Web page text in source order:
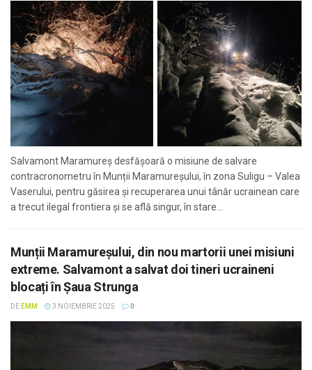
Salvamont Maramureș desfășoară o misiune de salvare
contracronometru în Munții Maramureșului, în zona Suligu – Valea
Vaserului, pentru găsirea și recuperarea unui tânăr ucrainean care
a trecut ilegal frontiera și se află singur, în stare...
Munții Maramureșului, din nou martorii unei misiuni
extreme. Salvamont a salvat doi tineri ucraineni
blocați în Șaua Strunga
DE EMM 3 NOIEMBRIE 2025 0